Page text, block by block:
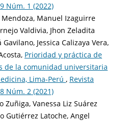
Núm. 1 (2022)
Manuel Izaguirre
Valdivia, Jhon Zeladita
Jessica Calizaya Vera,
Prioridad y práctica de
de la comunidad universitaria
Lima-Perú , Revista
Núm. 2 (2021)
Zuñiga, Vanessa Liz Suárez
Gutiérrez Latoche, Angel